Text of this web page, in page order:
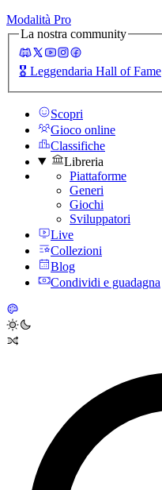
Modalità Pro
La nostra community
🎖️ Leggendaria Hall of Fame
Scopri
Gioco online
Classifiche
Libreria
Piattaforme
Generi
Giochi
Sviluppatori
Live
Collezioni
Blog
Condividi e guadagna